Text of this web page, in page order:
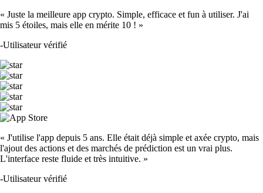
« Juste la meilleure app crypto. Simple, efficace et fun à utiliser. J'ai
mis 5 étoiles, mais elle en mérite 10 ! »
-Utilisateur vérifié
« J'utilise l'app depuis 5 ans. Elle était déjà simple et axée crypto, mais
l'ajout des actions et des marchés de prédiction est un vrai plus.
L'interface reste fluide et très intuitive. »
-Utilisateur vérifié